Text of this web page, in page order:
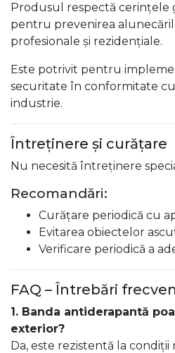
Produsul respectă cerințele
pentru prevenirea
profesionale și rezidențiale.
Este potrivit pentru
securitate în conformitate
industrie.
Întreținere și curățare
Nu necesită întreținere
Recomandări:
Curățare periodică cu
Evitarea obiectelor
Verificare periodică a
FAQ – Întrebări
1. Banda antiderapantă
exterior?
Da, este rezistentă la condiții